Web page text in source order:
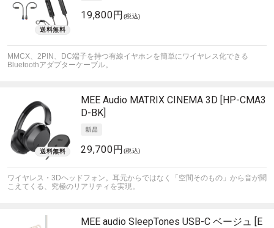
19,800円 (税込)
MMCX、2PIN、DC端子を持つ有線イヤホンを簡単にワイヤレス化できる
Bluetoothアダプターケーブル。
MEE Audio MATRIX CINEMA 3D [HP-CMA3
D-BK]
29,700円 (税込)
ワイヤレス・3Dヘッドフォン。耳元からではなく「空間そのもの」から音が聞
こえてくる、究極のリアリティを実現。
MEE audio SleepTones USB-C ベージュ [E